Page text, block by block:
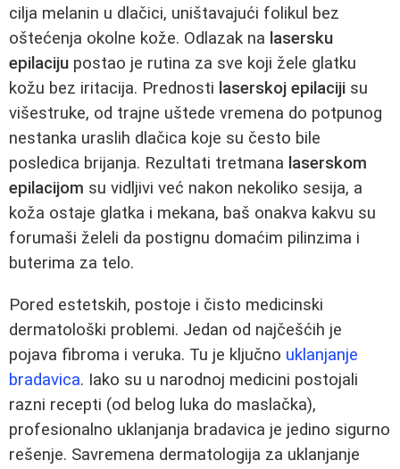
cilja melanin u dlačici, uništavajući folikul bez
oštećenja okolne kože. Odlazak na lasersku
epilaciju postao je rutina za sve koji žele glatku
kožu bez iritacija. Prednosti laserskoj epilaciji su
višestruke, od trajne uštede vremena do potpunog
nestanka uraslih dlačica koje su često bile
posledica brijanja. Rezultati tretmana laserskom
epilacijom su vidljivi već nakon nekoliko sesija, a
koža ostaje glatka i mekana, baš onakva kakvu su
forumaši želeli da postignu domaćim pilinzima i
buterima za telo.
Pored estetskih, postoje i čisto medicinski
dermatološki problemi. Jedan od najčešćih je
pojava fibroma i veruka. Tu je ključno uklanjanje
bradavica. Iako su u narodnoj medicini postojali
razni recepti (od belog luka do maslačka),
profesionalno uklanjanja bradavica je jedino sigurno
rešenje. Savremena dermatologija za uklanjanje